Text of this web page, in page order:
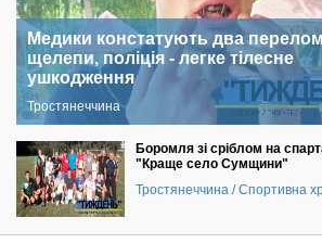
Медики констатують два
щелепи, поліція - легке тілесне
ушкодження
Тростянеччина
Боромля зі сріблом на
"Краще село Сумщини"
Тростянеччина / Спортивна